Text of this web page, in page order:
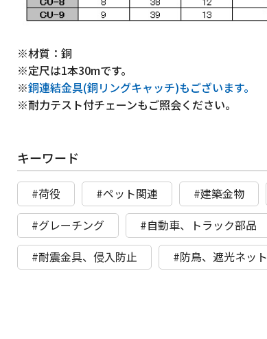
※材質：銅
※定尺は1本30mです。
※銅連結金具(銅リングキャッチ)もございます。
※耐力テスト付チェーンもご照会ください。
キーワード
#荷役 #ペット関連 #建築金物
#グレーチング
#自動車、トラック部品
#耐震金具、侵入防止
#防鳥、遮光ネット